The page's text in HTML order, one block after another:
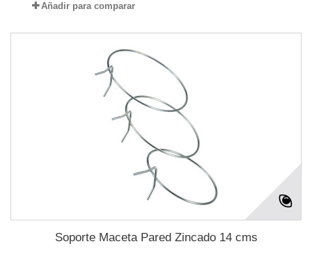
Añadir para comparar
Soporte Maceta Pared Zincado 14 cms